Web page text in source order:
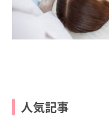
人気記事